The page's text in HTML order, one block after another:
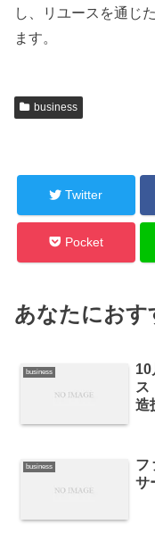
し、リユースを通じ
ます。
business
Twitter
Pocket
あなたにおす
business
10
ス
造
business
フ
サ